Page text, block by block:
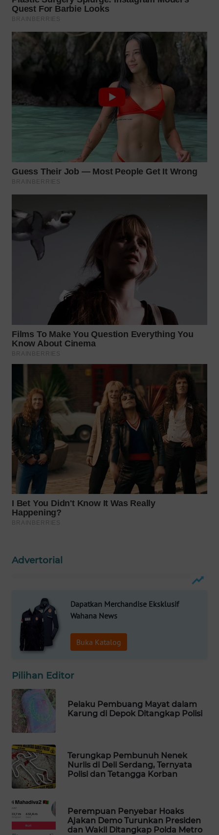
Advertorial
Dapatkan Merchandise Eksklusif
Wahana News
Buka Katalog
Pilihan Editor
Pelaku Pembuang Mayat dalam
Karung di Depok Ditangkap Polisi
Terungkap Pembunuh Nenek
Nurlis di Deli Serdang, Ternyata
Polisi dan Tetangga Korban
Perempuan Penyebar Hoaks
Ajakan Demo Turunkan Presiden
dan Wakil Ditangkap Polda Metro
WN
PRIANGAN
SEMARANG
SOLO
WN
MADURA
WN
WN
NATUNA
MANDALIKA
WN
LIKUPANG
LABUANBAJO
WN
BORNEO
Wahana
Media
Group
WAHANA
NEWS
WAHANA
WAHANA
WAHANA
INFRASTRUKTUR
KONSUMEN
WAHANA
LISTRIK
WAHANA
TRAVEL
WAHANA
TV
WAHANANEWS
ID
WAHANANEWS